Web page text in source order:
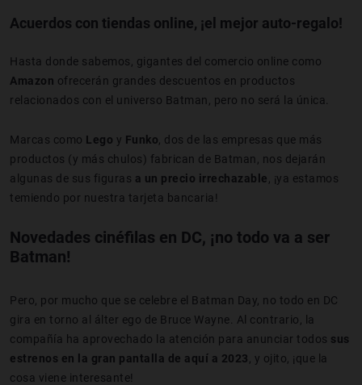
Acuerdos con tiendas online, ¡el mejor auto-regalo!
Hasta donde sabemos, gigantes del comercio online como
Amazon ofrecerán grandes descuentos en productos
relacionados con el universo Batman, pero no será la única.
Marcas como Lego y Funko , dos de las empresas que más
productos (y más chulos) fabrican de Batman, nos dejarán
algunas de sus figuras a un precio irrechazable , ¡ya estamos
temiendo por nuestra tarjeta bancaria!
Novedades cinéfilas en DC, ¡no todo va a ser
Batman!
Pero, por mucho que se celebre el Batman Day, no todo en DC
gira en torno al álter ego de Bruce Wayne. Al contrario, la
compañía ha aprovechado la atención para anunciar todos sus
estrenos en la gran pantalla de aquí a 2023 , y ojito, ¡que la
cosa viene interesante!